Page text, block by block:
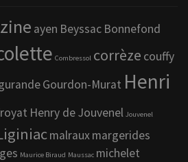
ayen Beyssac Bonnefond
Combressol corrèze couffy
Gourdon-Murat Henri
Henry de Jouvenel Jouvenel
malrauxmargerides
Maurice Biraud Maussac michelet